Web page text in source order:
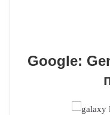
Google: